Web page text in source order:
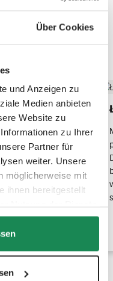
Über Cookies
und Anzeigen zu
Medien anbieten
Website zu
zu Ihrer
Partner für
weiter. Unsere
möglicherweise mit
ihnen bereitgestellt
przewijania jest
torbami
jakiego modelu
się
przewijania jest
producenta.